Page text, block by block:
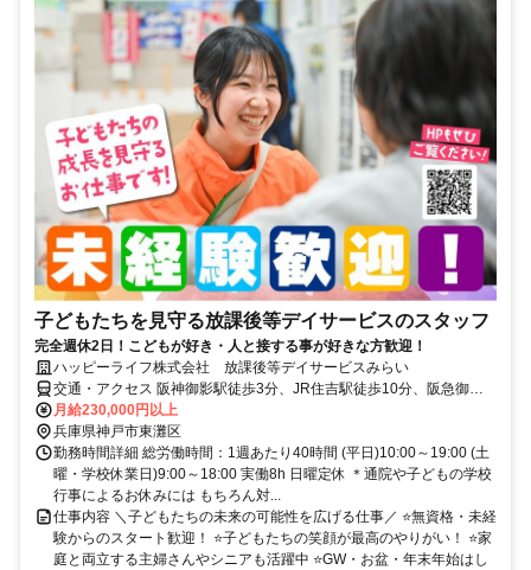
子どもたちを見守る放課後等デイサービスのスタッフ
完全週休2日！こどもが好き・人と接する事が好きな方歓迎！
ハッピーライフ株式会社 放課後等デイサービスみらい
交通・アクセス 阪神御影駅徒歩3分、JR住吉駅徒歩10分、阪急御影
駅徒歩15分
月給230,000円以上
兵庫県神戸市東灘区
勤務時間詳細 総労働時間：1週あたり40時間 (平日)10:00～19:00 (土
曜・学校休業日)9:00～18:00 実働8h 日曜定休 ＊通院や子どもの学校
行事によるお休みには もちろん対...
仕事内容 ＼子どもたちの未来の可能性を広げる仕事／ ⭐無資格・未経
験からのスタート歓迎！ ⭐子どもたちの笑顔が最高のやりがい！ ⭐家
庭と両立する主婦さんやシニアも活躍中 ⭐GW・お盆・年末年始はし